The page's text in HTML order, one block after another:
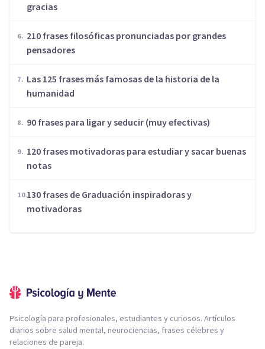
gracias
210 frases filosóficas pronunciadas por grandes
pensadores
Las 125 frases más famosas de la historia de la
humanidad
90 frases para ligar y seducir (muy efectivas)
120 frases motivadoras para estudiar y sacar buenas
notas
130 frases de Graduación inspiradoras y
motivadoras
Psicología para profesionales, estudiantes y curiosos. Artículos
diarios sobre salud mental, neurociencias, frases célebres y
relaciones de pareja.